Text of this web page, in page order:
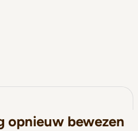
opnieuw bewezen